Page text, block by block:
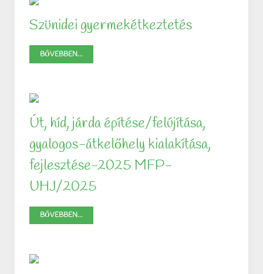
Szünidei gyermekétkeztetés
BŐVEBBEN...
Út, híd, járda építése/felújítása,
gyalogos-átkelőhely kialakítása,
fejlesztése-2025 MFP-
UHJ/2025
BŐVEBBEN...